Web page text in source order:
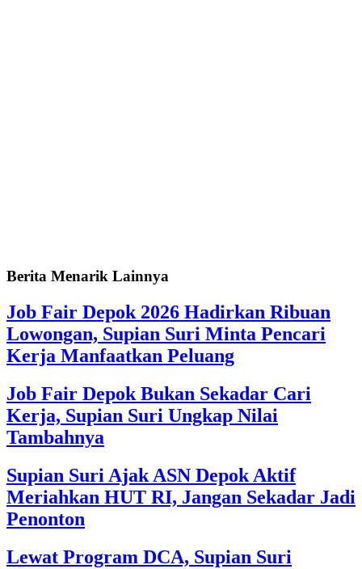
Berita Menarik Lainnya
Job Fair Depok 2026 Hadirkan Ribuan
Lowongan, Supian Suri Minta Pencari
Kerja Manfaatkan Peluang
Job Fair Depok Bukan Sekadar Cari
Kerja, Supian Suri Ungkap Nilai
Tambahnya
Supian Suri Ajak ASN Depok Aktif
Meriahkan HUT RI, Jangan Sekadar Jadi
Penonton
Lewat Program DCA, Supian Suri